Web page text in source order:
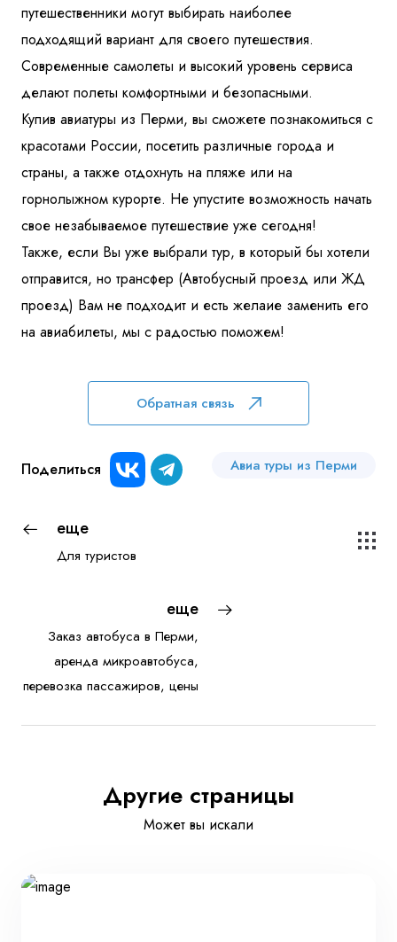
путешественники могут выбирать наиболее
подходящий вариант для своего путешествия.
Современные самолеты и высокий уровень сервиса
делают полеты комфортными и безопасными.
Купив авиатуры из Перми, вы сможете познакомиться с
красотами России, посетить различные города и
страны, а также отдохнуть на пляже или на
горнолыжном курорте. Не упустите возможность начать
свое незабываемое путешествие уже сегодня!
Также, если Вы уже выбрали тур, в который бы хотели
отправится, но трансфер (Автобусный проезд или ЖД
проезд) Вам не подходит и есть желаие заменить его
на авиабилеты, мы с радостью поможем!
Обратная связь
Поделиться Авиа туры из Перми
еще
Для туристов
еще
Заказ автобуса в Перми,
аренда микроавтобуса,
перевозка пассажиров, цены
Другие страницы
Может вы искали